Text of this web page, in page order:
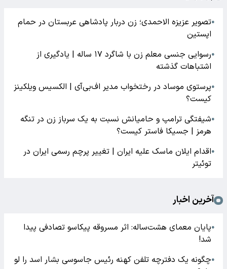
●تصویر عزیزه الاحمدی؛ زن دربار پادشاهی عربستان در حمام
اپستین
●
رسوایی جنسی معلم زن با شاگرد ۱۷ ساله | یادگیری از
اشتباهات گذشته
●پرستوی موساد در رختخواب مدیر اف‌بی‌آی | الکسیس ویلکینز
کیست؟
●شیفتگی ترامپ و حامیانش نسبت به یک سرباز زن در تنگه
هرمز | جسیکا فاستر کیست؟
●اقدام ایلان ماسک علیه ایران | تغییر پرچم رسمی ایران در
توئیتر
آخرین اخبار
●پایان معمای هشت‌ساله: اثر مسروقه پیکاسو تصادفی پیدا
شد!
●چگونه یک دفترچه تلفن کهنه رئیس جاسوسی بشار اسد را لو